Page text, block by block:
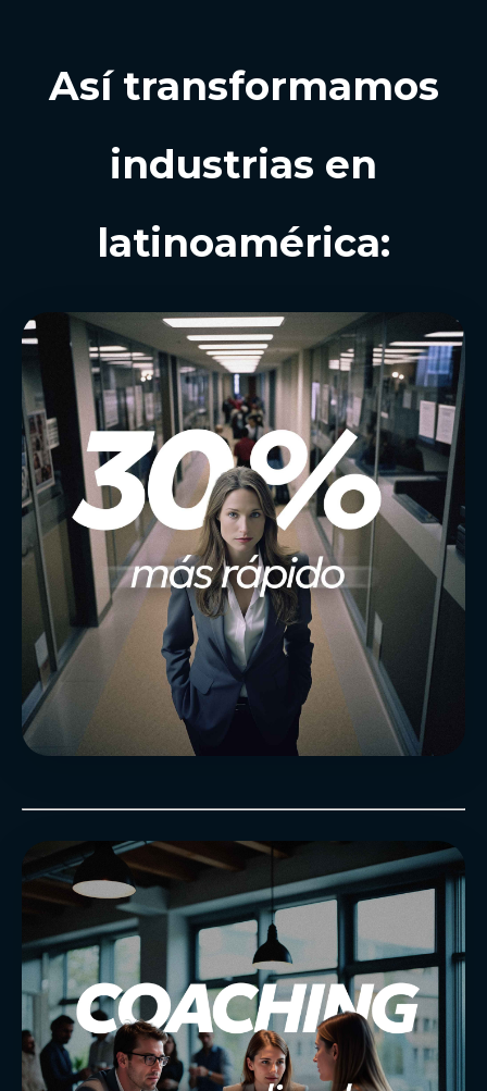
Así transformamos
industrias en
latinoamérica: